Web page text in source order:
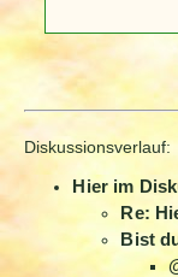
Diskussionsverlauf:
Hier im
Re:
Bist